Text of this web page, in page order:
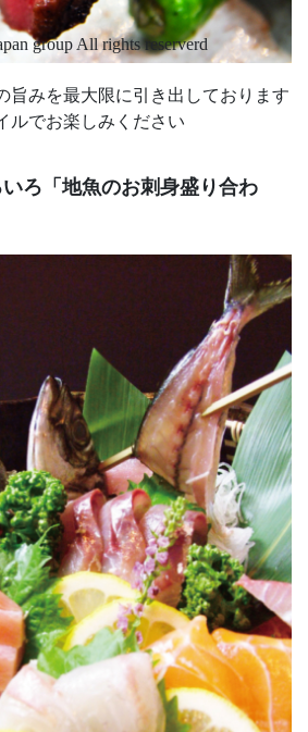
旨みを最大限に引き出しております
ルでお楽しみください
ろ「地魚のお刺身盛り合わ
group All rights reserverd